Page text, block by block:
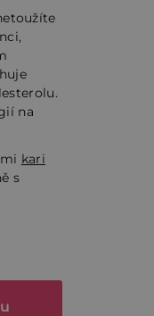
na
kari
s